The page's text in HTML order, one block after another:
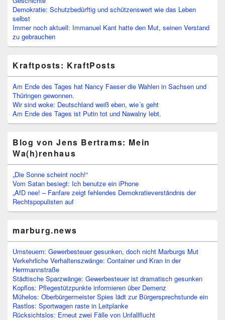
Demokratie: Schutzbedürftig und schützenswert wie das Leben
selbst
Immer noch aktuell: Immanuel Kant hatte den Mut, seinen Verstand
zu gebrauchen
Kraftposts: KraftPosts
Am Ende des Tages hat Nancy Faeser die Wahlen in Sachsen und
Thüringen gewonnen.
Wir sind woke: Deutschland weiß eben, wie´s geht
Am Ende des Tages ist Putin tot und Nawalny lebt.
Blog von Jens Bertrams: Mein
Wa(h)renhaus
„Die Sonne scheint noch!“
Vom Satan besiegt: Ich benutze ein iPhone
„AfD nee! – Fanfare zeigt fehlendes Demokratieverständnis der
Rechtspopulisten auf
marburg.news
Umsteuern: Gewerbesteuer gesunken, doch nicht Marburgs Mut
Verkehrliche Verhaltenszwänge: Container und Kran in der
Herrmannstraße
Städtische Sparzwänge: Gewerbesteuer ist dramatisch gesunken
Kopflos: Pflegestützpunkte informieren über Demenz
Mühelos: Oberbürgermeister Spies lädt zur Bürgersprechstunde ein
Rastlos: Sportwagen raste in Leitplanke
Rücksichtslos: Erneut zwei Fälle von Unfallflucht